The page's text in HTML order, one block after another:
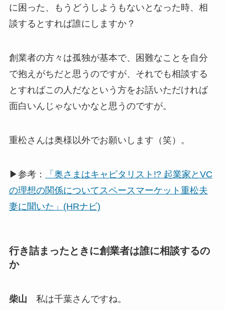
に困った、もうどうしようもないとなった時、相
談するとすれば誰にしますか？
創業者の方々は孤独が基本で、困難なことを自分
で抱えがちだと思うのですが、それでも相談する
とすればこの人だなという方をお話いただければ
面白いんじゃないかなと思うのですが。
重松さんは奥様以外でお願いします（笑）。
▶︎参考：
「奥さまはキャピタリスト!? 起業家とVC
の理想の関係についてスペースマーケット重松夫
妻に聞いた」(HRナビ)
行き詰まったときに創業者は誰に相談するの
か
柴山 私は千葉さんですね。